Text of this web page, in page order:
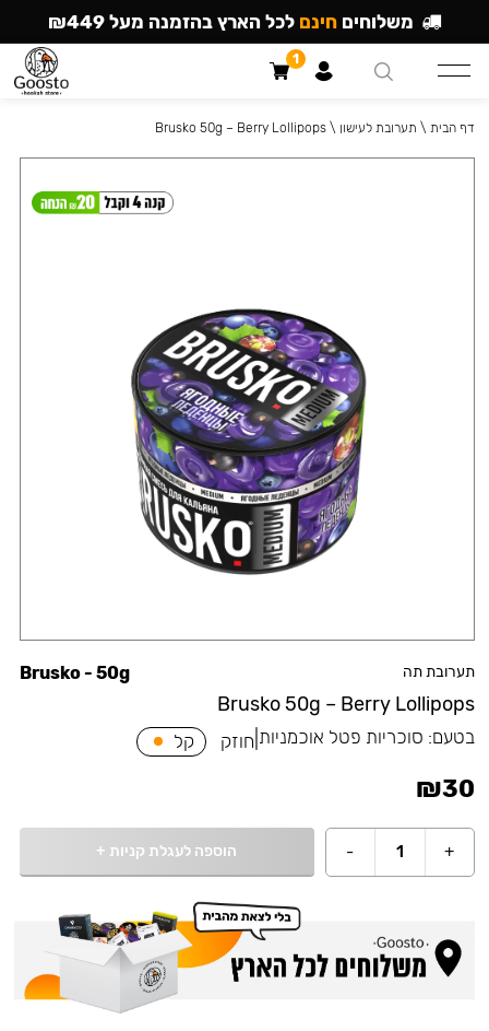
תערובת תה
Brusko 50g – Berry Lollipops
Brusko - 50g
בטעם: סוכריות פטל אוכמניות חוזק קל
₪30
+
1
- הוספה לעגלת קניות +
דף הבית \ תערובת לעישון \
Brusko 50g – Berry Lollipops
משלוחים חינם לכל הארץ בהזמנה מעל ₪449
1